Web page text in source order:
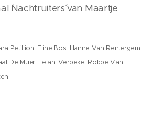
´Nachtruiters´ van Maartje
Petillion, Eline Bos, Hanne Van Rentergem,
De Muer, Lelani Verbeke, Robbe Van